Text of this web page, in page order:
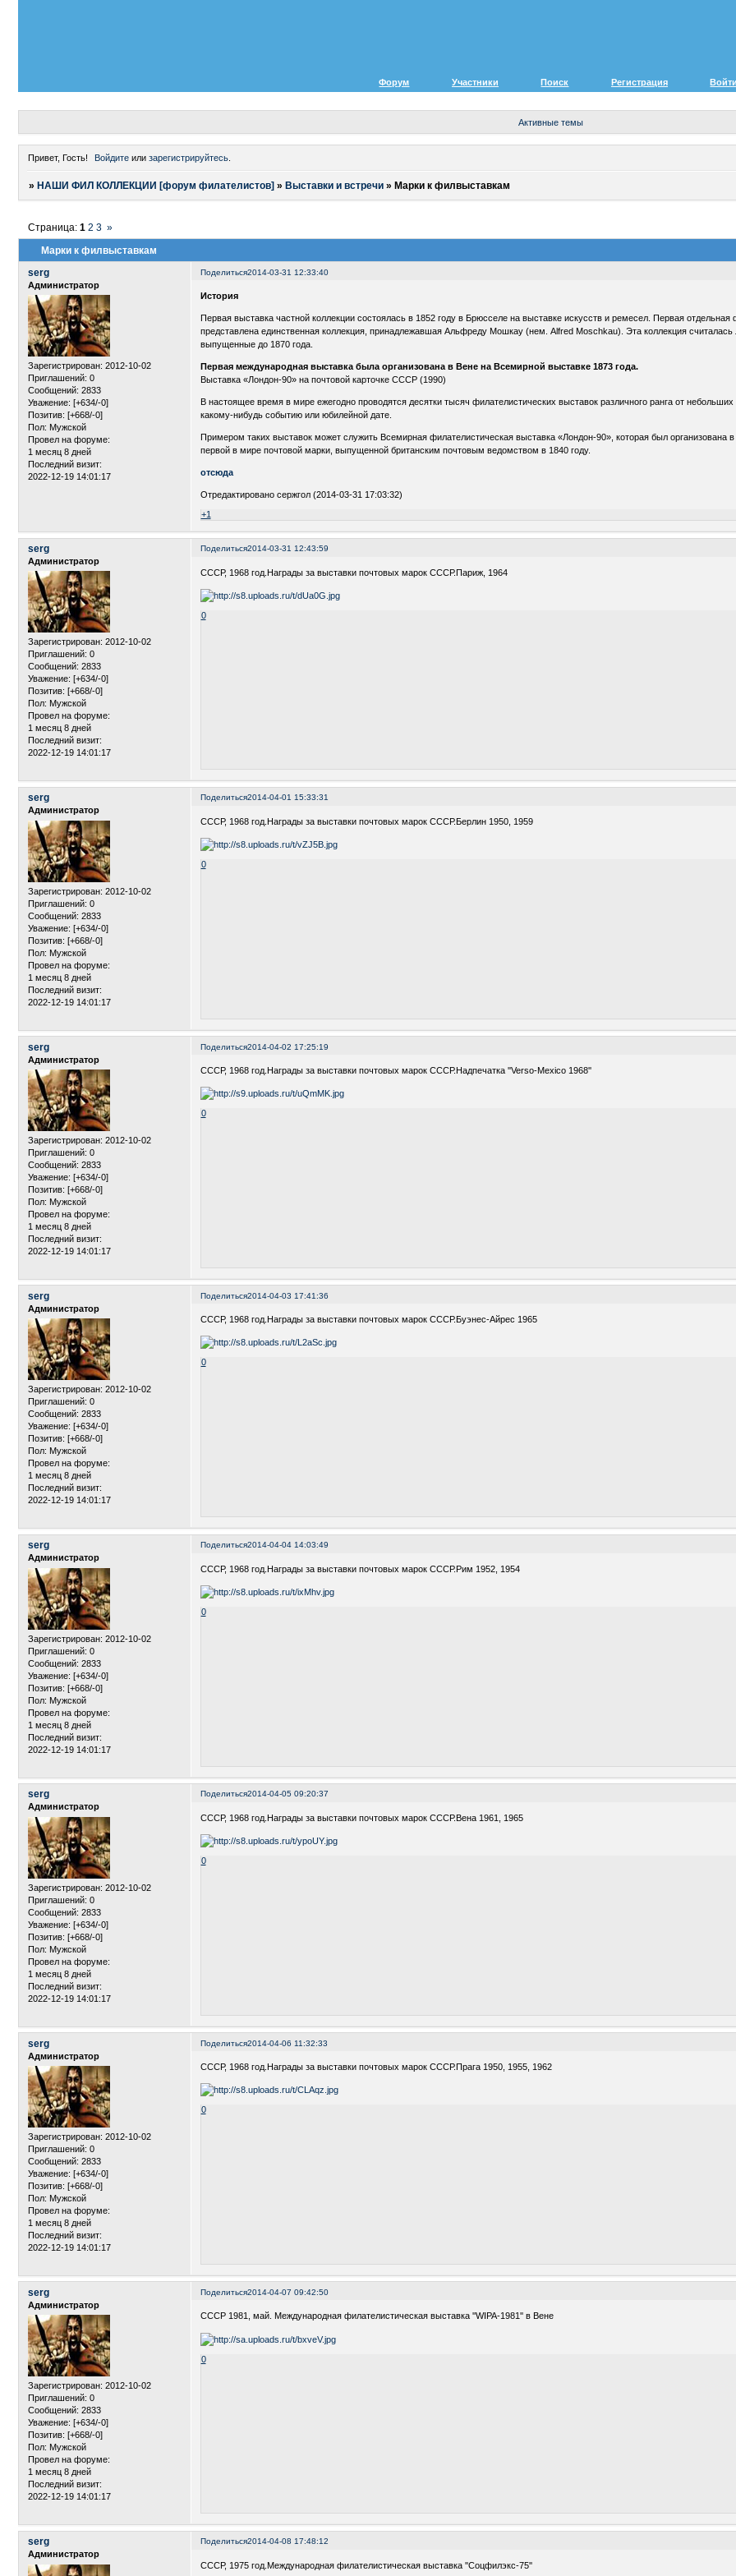
Форум Участники Поиск Регистрация
Активные темы
Привет, Гость! Войдите или зарегистрируйтесь
» НАШИ ФИЛ КОЛЛЕКЦИИ [форум филателистов] » Выставки и встречи » Марки к филвыставкам
Марки к филвыставкам
Страница: 1 2 3 »
Поделиться2014-03-31 12:33:40
serg
Администратор
Зарегистрирован: 2012-10-02
Приглашений: 0
Сообщений: 2833
Уважение: [+634/-0]
Позитив: [+668/-0]
Пол: Мужской
Провел на форуме:
1 месяц 8 дней
Последний визит:
2022-12-19 14:01:17
История
Первая выставка частной коллекции состоялась в 1852 году в Брюсселе на выставке искусств и ремесел. Первая
представлена единственная коллекция, принадлежавшая Альфреду Мошкау (нем. Alfred Moschkau). Эта коллекция
выпущенные до 1870 года.
Первая международная выставка была организована в Вене на Всемирной выставке 1873 года.
Выставка «Лондон-90» на почтовой карточке СССР (1990)
В настоящее время в мире ежегодно проводятся десятки тысяч филателистических выставок различного ранга от
какому-нибудь событию или юбилейной дате.
Примером таких выставок может служить Всемирная филателистическая выставка «Лондон-90», которая был организована
первой в мире почтовой марки, выпущенной британским почтовым ведомством в 1840 году.
отсюда
Отредактировано сержгол (2014-03-31 17:03:32)
+1
Поделиться2014-03-31 12:43:59
serg
Администратор
Зарегистрирован: 2012-10-02
Приглашений: 0
Сообщений: 2833
Уважение: [+634/-0]
Позитив: [+668/-0]
Пол: Мужской
Провел на форуме:
1 месяц 8 дней
Последний визит:
2022-12-19 14:01:17
СССР, 1968 год.Награды за выставки почтовых марок СССР.Париж, 1964
0
Поделиться2014-04-01 15:33:31
serg
Администратор
Зарегистрирован: 2012-10-02
Приглашений: 0
Сообщений: 2833
Уважение: [+634/-0]
Позитив: [+668/-0]
Пол: Мужской
Провел на форуме:
1 месяц 8 дней
Последний визит:
2022-12-19 14:01:17
СССР, 1968 год.Награды за выставки почтовых марок СССР.Берлин 1950, 1959
0
Поделиться2014-04-02 17:25:19
serg
Администратор
Зарегистрирован: 2012-10-02
Приглашений: 0
Сообщений: 2833
Уважение: [+634/-0]
Позитив: [+668/-0]
Пол: Мужской
Провел на форуме:
1 месяц 8 дней
Последний визит:
2022-12-19 14:01:17
СССР, 1968 год.Награды за выставки почтовых марок СССР.Надпечатка ''Verso-Mexico 1968''
0
Поделиться2014-04-03 17:41:36
serg
Администратор
Зарегистрирован: 2012-10-02
Приглашений: 0
Сообщений: 2833
Уважение: [+634/-0]
Позитив: [+668/-0]
Пол: Мужской
Провел на форуме:
1 месяц 8 дней
Последний визит:
2022-12-19 14:01:17
СССР, 1968 год.Награды за выставки почтовых марок СССР.Буэнес-Айрес 1965
0
Поделиться2014-04-04 14:03:49
serg
Администратор
Зарегистрирован: 2012-10-02
Приглашений: 0
Сообщений: 2833
Уважение: [+634/-0]
Позитив: [+668/-0]
Пол: Мужской
Провел на форуме:
1 месяц 8 дней
Последний визит:
2022-12-19 14:01:17
СССР, 1968 год.Награды за выставки почтовых марок СССР.Рим 1952, 1954
0
Поделиться2014-04-05 09:20:37
serg
Администратор
Зарегистрирован: 2012-10-02
Приглашений: 0
Сообщений: 2833
Уважение: [+634/-0]
Позитив: [+668/-0]
Пол: Мужской
Провел на форуме:
1 месяц 8 дней
Последний визит:
2022-12-19 14:01:17
СССР, 1968 год.Награды за выставки почтовых марок СССР.Вена 1961, 1965
0
Поделиться2014-04-06 11:32:33
serg
Администратор
Зарегистрирован: 2012-10-02
Приглашений: 0
Сообщений: 2833
Уважение: [+634/-0]
Позитив: [+668/-0]
Пол: Мужской
Провел на форуме:
1 месяц 8 дней
Последний визит:
2022-12-19 14:01:17
СССР, 1968 год.Награды за выставки почтовых марок СССР.Прага 1950, 1955, 1962
0
Поделиться2014-04-07 09:42:50
serg
Администратор
Зарегистрирован: 2012-10-02
Приглашений: 0
Сообщений: 2833
Уважение: [+634/-0]
Позитив: [+668/-0]
Пол: Мужской
Провел на форуме:
1 месяц 8 дней
Последний визит:
2022-12-19 14:01:17
CCCР 1981, май. Международная филателистическая выставка ''WIPA-1981'' в Вене
0
Поделиться2014-04-08 17:48:12
serg
Администратор
CCCР, 1975 год.Международная филателистическая выставка ''Соцфилэкс-75''